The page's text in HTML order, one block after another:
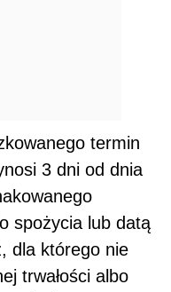
termin
3 dni od dnia
spożycia lub datą
dla którego nie
trwałości albo